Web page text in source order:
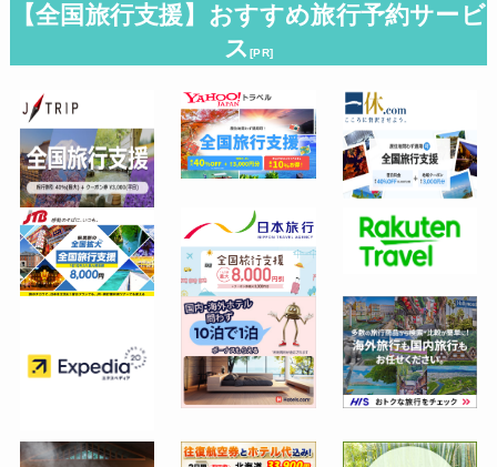
【全国旅行支援】おすすめ旅行予約サービ
ス[PR]